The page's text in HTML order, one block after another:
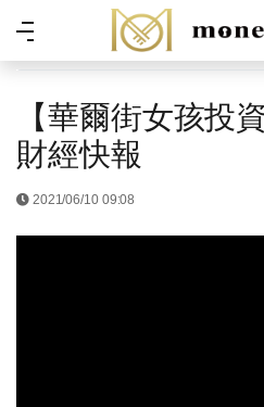
Skip to main content
功
【華爾街女孩投
財經快報
2021/06/10 09:08